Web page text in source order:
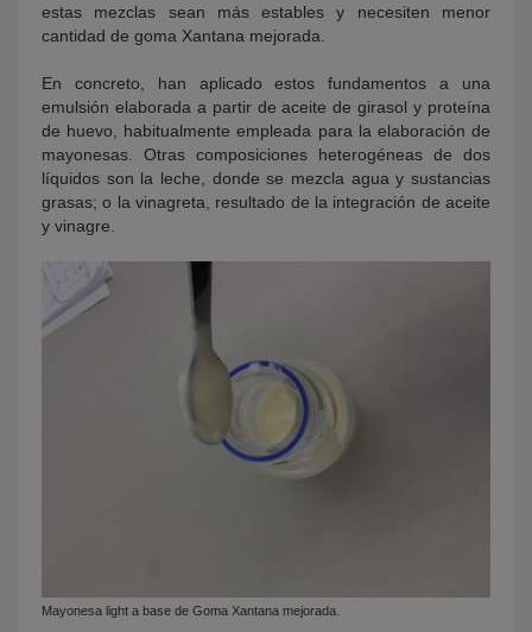
estas mezclas sean más estables y necesiten menor
cantidad de goma Xantana mejorada.
En concreto, han aplicado estos fundamentos a una
emulsión elaborada a partir de aceite de girasol y proteína
de huevo, habitualmente empleada para la elaboración de
mayonesas. Otras composiciones heterogéneas de dos
líquidos son la leche, donde se mezcla agua y sustancias
grasas; o la vinagreta, resultado de la integración de aceite
y vinagre.
Mayonesa light a base de Goma Xantana mejorada.